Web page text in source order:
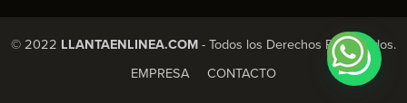
© 2022 LLANTAENLINEA.COM - Todos los Derechos Reservados.
EMPRESA
CONTACTO
1